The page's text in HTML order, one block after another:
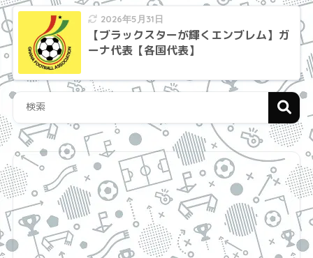
2026年5月31日
【ブラックスターが輝くエンブレム】ガ
ーナ代表【各国代表】